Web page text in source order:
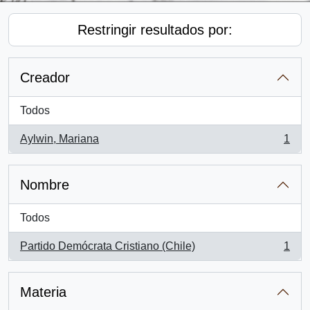
Restringir resultados por:
Creador
Todos
Aylwin, Mariana
, 1 resultados
1
Nombre
Todos
Partido Demócrata Cristiano (Chile)
, 1 resultados
1
Materia